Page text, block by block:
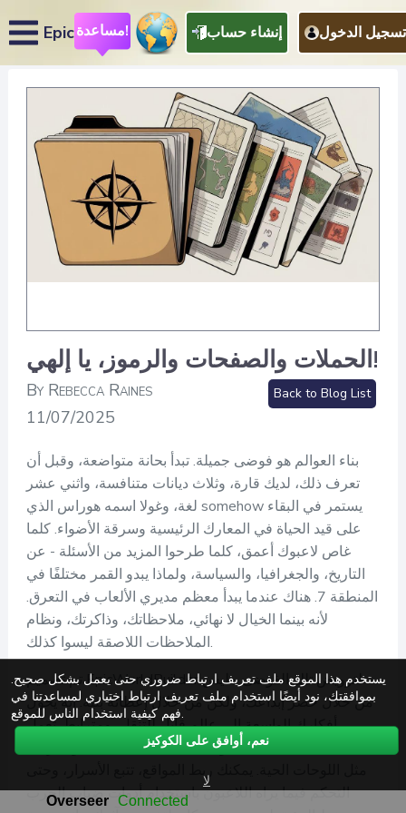
Epic مساعدة! إنشاء حساب تسجيل الدخول
الحملات والصفحات والرموز، يا إلهي!
By Rebecca Raines
11/07/2025
Back to Blog List
بناء العوالم هو فوضى جميلة. تبدأ بحانة متواضعة، وقبل أن
تعرف ذلك، لديك قارة، وثلاث ديانات متنافسة، واثني عشر
لغة، وغولا اسمه هوراس الذي somehow يستمر في البقاء
على قيد الحياة في المعارك الرئيسية وسرقة الأضواء. كلما
غاص لاعبوك أعمق، كلما طرحوا المزيد من الأسئلة - عن
التاريخ، والجغرافيا، والسياسة، ولماذا يبدو القمر مختلفًا في
المنطقة 7. هناك عندما يبدأ معظم مديري الألعاب في التعرق.
لأنه بينما الخيال لا نهائي، ملاحظاتك، وذاكرتك، ونظام
الملاحظات اللاصقة ليسوا كذلك.
تم تصميم EpicWorldBuilder لترويض تلك الفوضى - ليس
من خلال حصر إبداعك، ولكن من خلال إعطائه بنية. إنه يحول
أفكارك الواسعة إلى عالم قابل للتنقل، ومترابط. تعمل
الحملات مثل المجلدات، والصفحات مثل الملفات، والخرائط
مثل اللوحات الحية. يمكنك ربط المواقع، تتبع الأسرار، وحتى
التحكم فيما يراه اللاعبون باستخدام أدوات ضباب الحرب
يستخدم هذا الموقع ملف تعريف ارتباط ضروري حتى يعمل بشكل صحيح.
بموافقتك، نود أيضًا استخدام ملف تعريف ارتباط اختياري لمساعدتنا في
فهم كيفية استخدام الناس للموقع.
نعم، أوافق على الكوكيز
لا